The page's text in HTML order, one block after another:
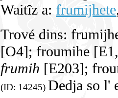
Waitîz a: frumijhete
Trové dins:
[O4]; froumihe
frumih [E203];
(ID: 14245) Dedja so l'